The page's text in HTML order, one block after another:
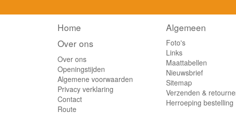
Home
Over ons
Over ons
Openingstijden
Algemene voorwaarden
Privacy verklaring
Contact
Route
Algemeen
Foto's
Links
Maattabellen
Nieuwsbrief
Sitemap
Verzenden &
Herroeping bestelling